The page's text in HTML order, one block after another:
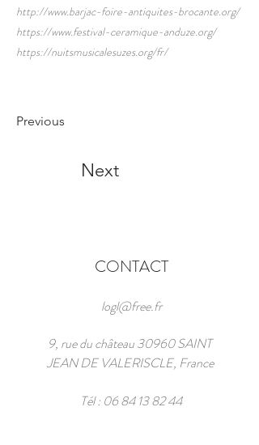
http://www.barjac-foire-antiquites-brocante.org/
https://www.festival-ceramique-anduze.org/
https://nuitsmusicalesuzes.org/fr/
Previous
Next
CONTACT
logl@free.fr
9, rue du château 30960 SAINT
JEAN DE VALERISCLE, France
Tél : 06 84 13 82 44